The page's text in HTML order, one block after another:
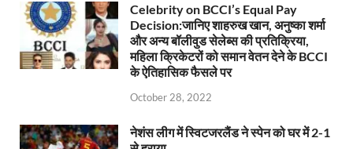
Celebrity on BCCI’s Equal Pay
Decision:जानिए शाहरुख खान, अनुष्का शर्मा
और अन्य बॉलीवुड सेलेब्स की प्रतिक्रिया,
महिला क्रिकेटरों को समान वेतन देने के BCCI
के ऐतिहासिक फैसले पर
October 28, 2022
नेशंस लीग में स्विटजरलैंड ने स्पेन को घर में 2-1